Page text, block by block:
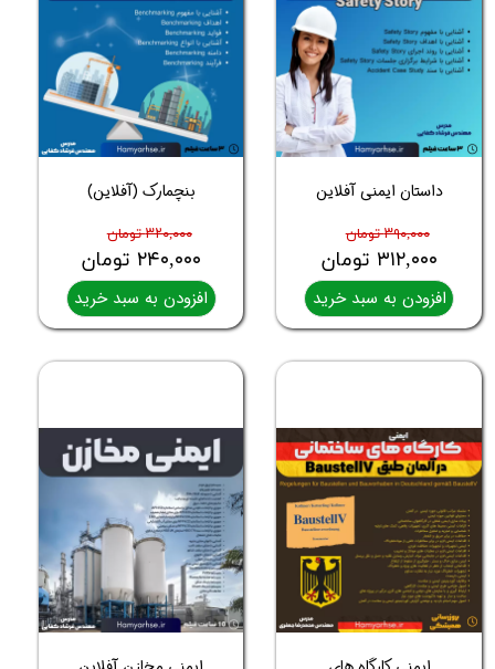
داستان ایمنی آفلاین
۳۹۰,۰۰۰ تومان
۳۱۲,۰۰۰ تومان
افزودن به سبد خرید
بنچمارک (آفلاین)
۳۲۰,۰۰۰ تومان
۲۴۰,۰۰۰ تومان
افزودن به سبد خرید